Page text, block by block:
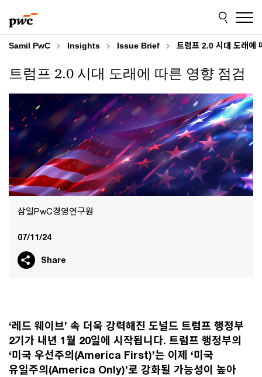
to
content
to
footer
Samil PwC Insights Issue Brief 트럼프 2.0 시대 도래에
트럼프 2.0 시대 도래에 따른 영향 점검
삼일PwC경영연구원
07/11/24
Share
‘레드 웨이브’ 속 더욱 강력해진 도널드 트럼프 행정부
2기가 내년 1월 20일에 시작됩니다. 트럼프 행정부의
‘미국 우선주의(America First)’는 이제 ‘미국
유일주의(America Only)’로 강화될 가능성이 높아